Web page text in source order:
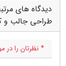
دیدگاه های
طراحی جالب و
* نظرتان را در